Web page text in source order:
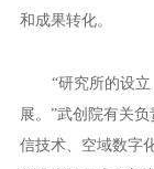
和成果转化。
“研究所的设
展。”武创院有关
信技术、空域数字